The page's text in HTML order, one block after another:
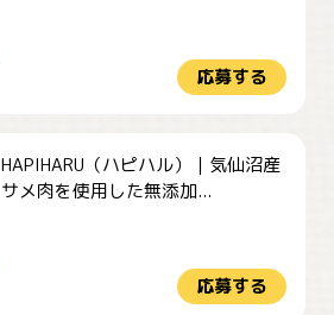
応募する
HAPIHARU（ハピハル）｜気仙沼産
サメ肉を使用した無添加...
応募する